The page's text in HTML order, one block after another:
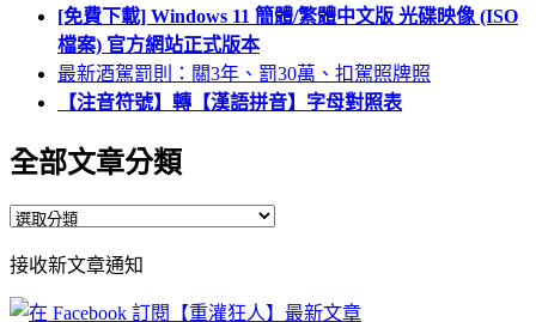
[免費下載] Windows 11 簡體/繁體中文版 光碟映像 (ISO
檔案) 官方網站正式版本
最新酒駕罰則：關3年、罰30萬、扣駕照牌照
【注音符號】轉【漢語拼音】字母對照表
全部文章分類
全
文
章
接收新文章通知